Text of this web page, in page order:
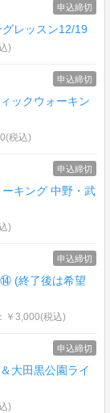
グレッスン12/19
申込締切
)
ックウォーキン
申込締切
税込)
ーキング 中野・武
申込締切
)
⑭ (終了後は希望
申込締切
￥3,000(税込)
大田黒公園ライ
申込締切
)